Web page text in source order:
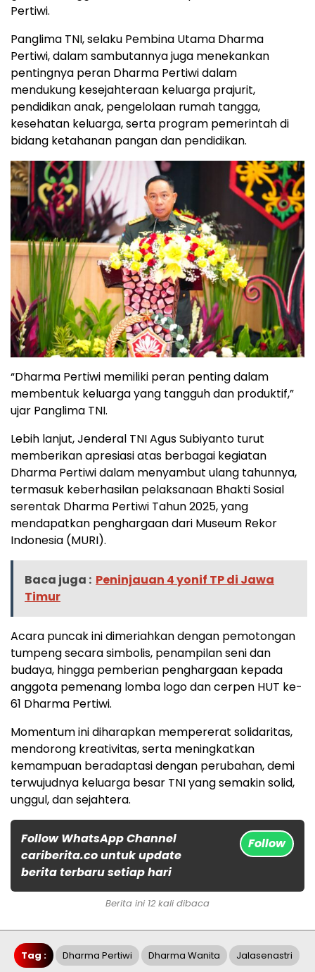
Pertiwi.
Panglima TNI, selaku Pembina Utama Dharma
Pertiwi, dalam sambutannya juga menekankan
pentingnya peran Dharma Pertiwi dalam
mendukung kesejahteraan keluarga prajurit,
pendidikan anak, pengelolaan rumah tangga,
kesehatan keluarga, serta program pemerintah di
bidang ketahanan pangan dan pendidikan.
“Dharma Pertiwi memiliki peran penting dalam
membentuk keluarga yang tangguh dan produktif,”
ujar Panglima TNI.
Lebih lanjut, Jenderal TNI Agus Subiyanto turut
memberikan apresiasi atas berbagai kegiatan
Dharma Pertiwi dalam menyambut ulang tahunnya,
termasuk keberhasilan pelaksanaan Bhakti Sosial
serentak Dharma Pertiwi Tahun 2025, yang
mendapatkan penghargaan dari Museum Rekor
Indonesia (MURI).
Baca juga : Peninjauan 4 yonif TP di Jawa
Timur
Acara puncak ini dimeriahkan dengan pemotongan
tumpeng secara simbolis, penampilan seni dan
budaya, hingga pemberian penghargaan kepada
anggota pemenang lomba logo dan cerpen HUT ke-
61 Dharma Pertiwi.
Momentum ini diharapkan mempererat solidaritas,
mendorong kreativitas, serta meningkatkan
kemampuan beradaptasi dengan perubahan, demi
terwujudnya keluarga besar TNI yang semakin solid,
unggul, dan sejahtera.
Follow WhatsApp Channel
cariberita.co untuk update
berita terbaru setiap hari
Follow
Berita ini 12 kali dibaca
Tag : Dharma Pertiwi Dharma Wanita Jalasenastri